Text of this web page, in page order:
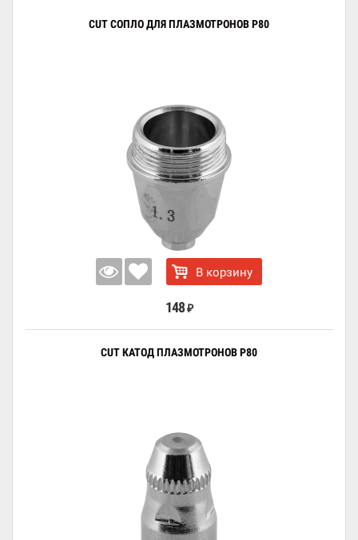
CUT СОПЛО ДЛЯ ПЛАЗМОТРОНОВ P80
В корзину
148 ₽
CUT КАТОД ПЛАЗМОТРОНОВ P80